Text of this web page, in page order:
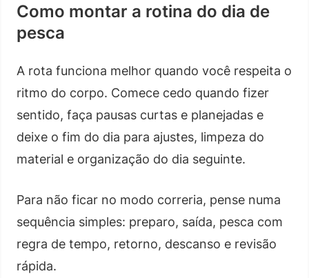
Como montar a rotina do dia de
pesca
A rota funciona melhor quando você respeita o
ritmo do corpo. Comece cedo quando fizer
sentido, faça pausas curtas e planejadas e
deixe o fim do dia para ajustes, limpeza do
material e organização do dia seguinte.
Para não ficar no modo correria, pense numa
sequência simples: preparo, saída, pesca com
regra de tempo, retorno, descanso e revisão
rápida.